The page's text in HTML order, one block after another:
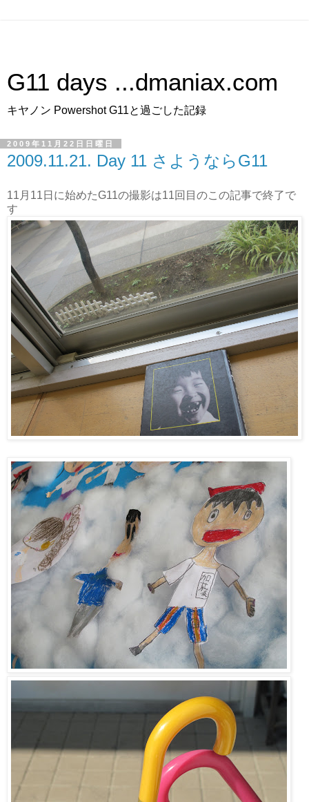
G11 days ...dmaniax.com
キヤノン Powershot G11と過ごした記録
2009年11月22日日曜日
2009.11.21. Day 11 さようならG11
11月11日に始めたG11の撮影は11回目のこの記事で終了で
す